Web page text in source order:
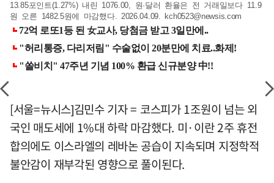
13.85포인트(1.27%) 내린 1076.00, 원·달러 환율은 전 거래일보다 11.9
원 오른 1482.5원에 마감했다. 2026.04.09. kch0523@newsis.com
[서울=뉴시스]김민수 기자 = 코스피가 1조원이 넘는 외
국인 매도세에 1%대 하락 마감했다. 미·이란 2주 휴전
합의에도 이스라엘의 레바논 공습이 지속되며 지정학적
불안감이 재부각된 영향으로 풀이된다.